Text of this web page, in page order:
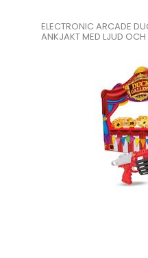
ELECTRONIC ARCADE
ANKJAKT MED LJUD OCH